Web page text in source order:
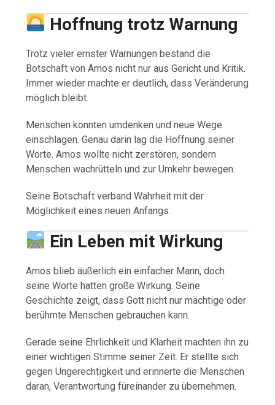
Hoffnung trotz Warnung
Trotz vieler ernster Warnungen bestand die
Botschaft von Amos nicht nur aus Gericht und Kritik.
Immer wieder machte er deutlich, dass Veränderung
möglich bleibt.
Menschen konnten umdenken und neue Wege
einschlagen. Genau darin lag die Hoffnung seiner
Worte. Amos wollte nicht zerstören, sondern
Menschen wachrütteln und zur Umkehr bewegen.
Seine Botschaft verband Wahrheit mit der
Möglichkeit eines neuen Anfangs.
Ein Leben mit Wirkung
Amos blieb äußerlich ein einfacher Mann, doch
seine Worte hatten große Wirkung. Seine
Geschichte zeigt, dass Gott nicht nur mächtige oder
berühmte Menschen gebrauchen kann.
Gerade seine Ehrlichkeit und Klarheit machten ihn zu
einer wichtigen Stimme seiner Zeit. Er stellte sich
gegen Ungerechtigkeit und erinnerte die Menschen
daran, Verantwortung füreinander zu übernehmen.